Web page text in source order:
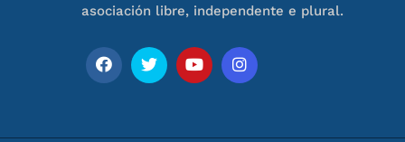
asociación libre, independente e plural.